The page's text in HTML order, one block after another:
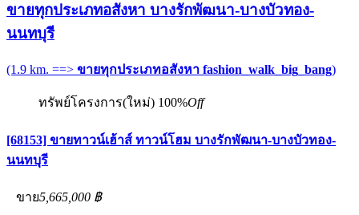
ขายทุกประเภทอสังหา บางรักพัฒนา-บางบัวทอง-
นนทบุรี
(1.9 km. ==> ขายทุกประเภทอสังหา fashion_walk_big_bang)
ทรัพย์โครงการ(ใหม่) 100%Off
[68153] ขายทาวน์เฮ้าส์ ทาวน์โฮม บางรักพัฒนา-บางบัวทอง-
นนทบุรี
ขาย5,665,000 ฿